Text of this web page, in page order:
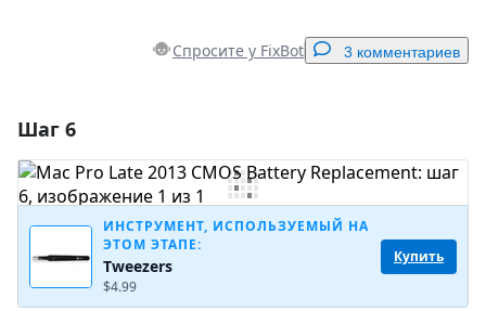
Спросите у FixBot 3 комментариев
Добавить комментарий
Оставить комментарий
Шаг 6
ИНСТРУМЕНТ, ИСПОЛЬЗУЕМЫЙ НА
ЭТОМ ЭТАПЕ:
Tweezers
$4.99
Купить